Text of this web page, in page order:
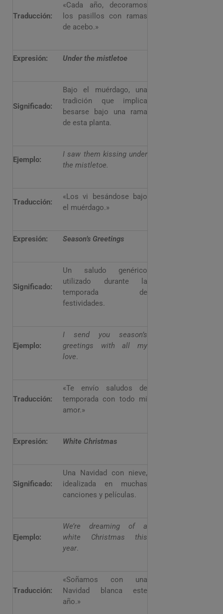
Traducción:
«Cada año, decoramos
los pasillos con ramas
de acebo.»
Expresión: Under the mistletoe
Significado:
Bajo el muérdago, una
tradición que implica
besarse bajo una rama
de esta planta.
Ejemplo:
I saw them kissing under
the mistletoe.
Traducción:
«Los vi besándose bajo
el muérdago.»
Expresión: Season’s Greetings
Significado:
Un saludo genérico
utilizado durante la
temporada de
festividades.
Ejemplo:
I send you season’s
greetings with all my
love.
Traducción:
«Te envío saludos de
temporada con todo mi
amor.»
Expresión: White Christmas
Significado:
Una Navidad con nieve,
idealizada en muchas
canciones y películas.
Ejemplo:
We’re dreaming of a
white Christmas this
year.
Traducción:
«Soñamos con una
Navidad blanca este
año.»